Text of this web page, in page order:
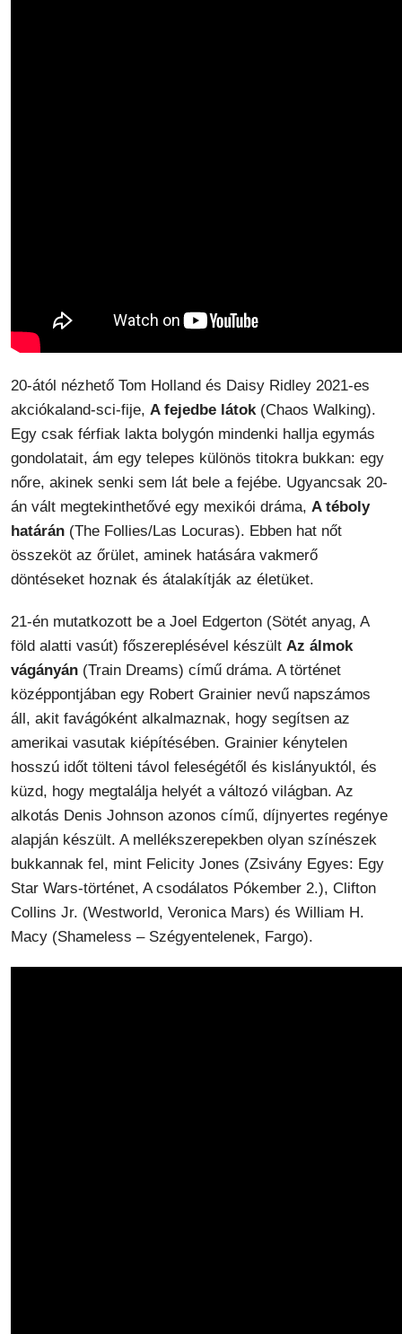
20-ától nézhető Tom Holland és Daisy Ridley 2021-es
akciókaland-sci-fije, A fejedbe látok (Chaos Walking).
Egy csak férfiak lakta bolygón mindenki hallja egymás
gondolatait, ám egy telepes különös titokra bukkan: egy
nőre, akinek senki sem lát bele a fejébe. Ugyancsak 20-
án vált megtekinthetővé egy mexikói dráma, A téboly
határán (The Follies/Las Locuras). Ebben hat nőt
összeköt az őrület, aminek hatására vakmerő
döntéseket hoznak és átalakítják az életüket.
21-én mutatkozott be a Joel Edgerton (Sötét anyag, A
föld alatti vasút) főszereplésével készült Az álmok
vágányán (Train Dreams) című dráma. A történet
középpontjában egy Robert Grainier nevű napszámos
áll, akit favágóként alkalmaznak, hogy segítsen az
amerikai vasutak kiépítésében. Grainier kénytelen
hosszú időt tölteni távol feleségétől és kislányuktól, és
küzd, hogy megtalálja helyét a változó világban. Az
alkotás Denis Johnson azonos című, díjnyertes regénye
alapján készült. A mellékszerepekben olyan színészek
bukkannak fel, mint Felicity Jones (Zsivány Egyes: Egy
Star Wars-történet, A csodálatos Pókember 2.), Clifton
Collins Jr. (Westworld, Veronica Mars) és William H.
Macy (Shameless – Szégyentelenek, Fargo).